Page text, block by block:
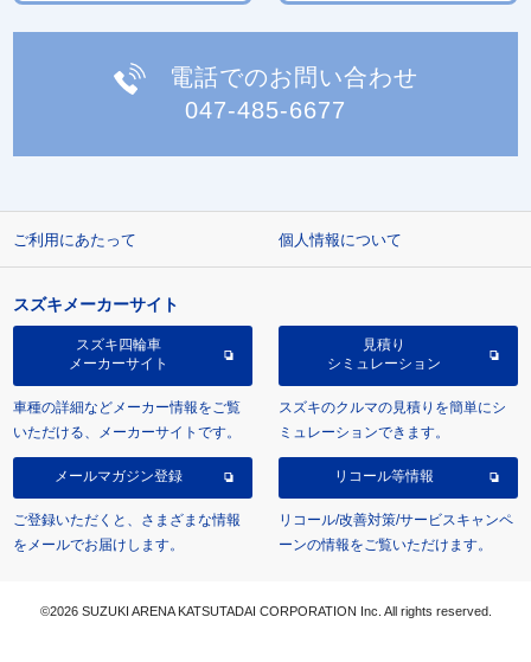
電話でのお問い合わせ
047-485-6677
ご利用にあたって 個人情報について
スズキメーカーサイト
スズキ四輪車
メーカーサイト
車種の詳細などメーカー情報をご覧
いただける、メーカーサイトです。
見積り
シミュレーション
スズキのクルマの見積りを簡単にシ
ミュレーションできます。
メールマガジン登録
ご登録いただくと、さまざまな情報
をメールでお届けします。
リコール等情報
リコール/改善対策/サービスキャンペ
ーンの情報をご覧いただけます。
©2026 SUZUKI ARENA KATSUTADAI CORPORATION Inc. All rights reserved.